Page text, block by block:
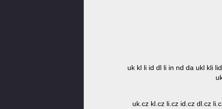
uk kl li id dl li in nd da ukl kli
uk.cz kl.cz li.cz id.cz dl.cz